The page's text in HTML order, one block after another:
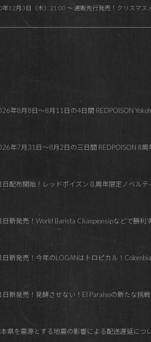
年12月3日（木）21:00 ～ 通販先行発売！クリスマス
年8月8日～8月11日の4日間 REDPOISON
年7月31日～8月2日の三日間 REDPOISON 8
配布開始！レッドポイズン８周年限定ノベル
新発売！World Barista Chanpionsipなどで勝利
新発売！今年のLOGANはトロピカル！
新発売！発酵させない！El Paraísoの新たな挑戦
県を震源とする地震の影響による配送遅延につ